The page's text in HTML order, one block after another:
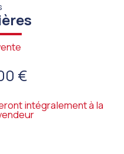
€
intégralement à la